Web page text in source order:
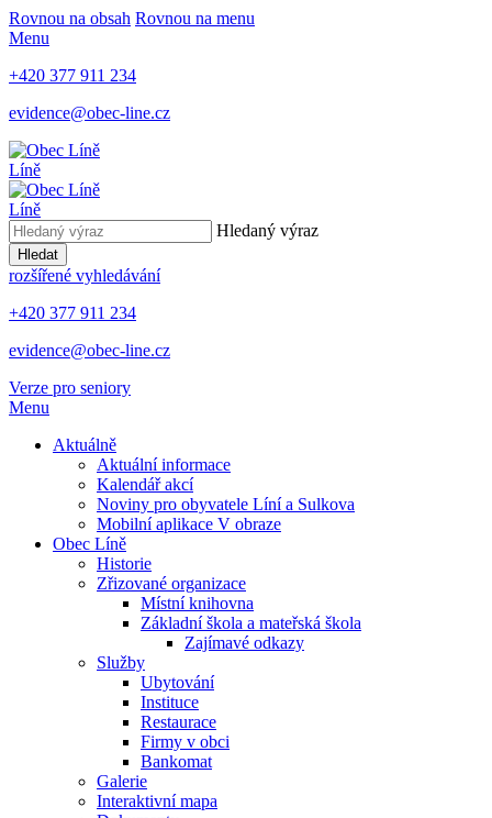
Rovnou na obsah Rovnou na menu
Menu
+420 377 911 234
evidence@obec-line.cz
Líně
Líně
Hledaný výraz
Hledat
rozšířené vyhledávání
+420 377 911 234
evidence@obec-line.cz
Verze pro seniory
Menu
Aktuálně
Aktuální informace
Kalendář akcí
Noviny pro obyvatele Líní a Sulkova
Mobilní aplikace V obraze
Obec Líně
Historie
Zřizované organizace
Místní knihovna
Základní škola a mateřská škola
Zajímavé odkazy
Služby
Ubytování
Instituce
Restaurace
Firmy v obci
Bankomat
Galerie
Interaktivní mapa